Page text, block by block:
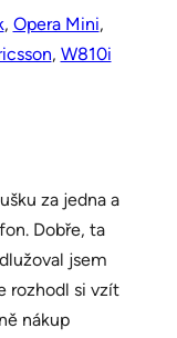
, Opera Mini,
, W810i
za jedna a
Dobře, ta
jsem
rozhodl si vzít
nákup